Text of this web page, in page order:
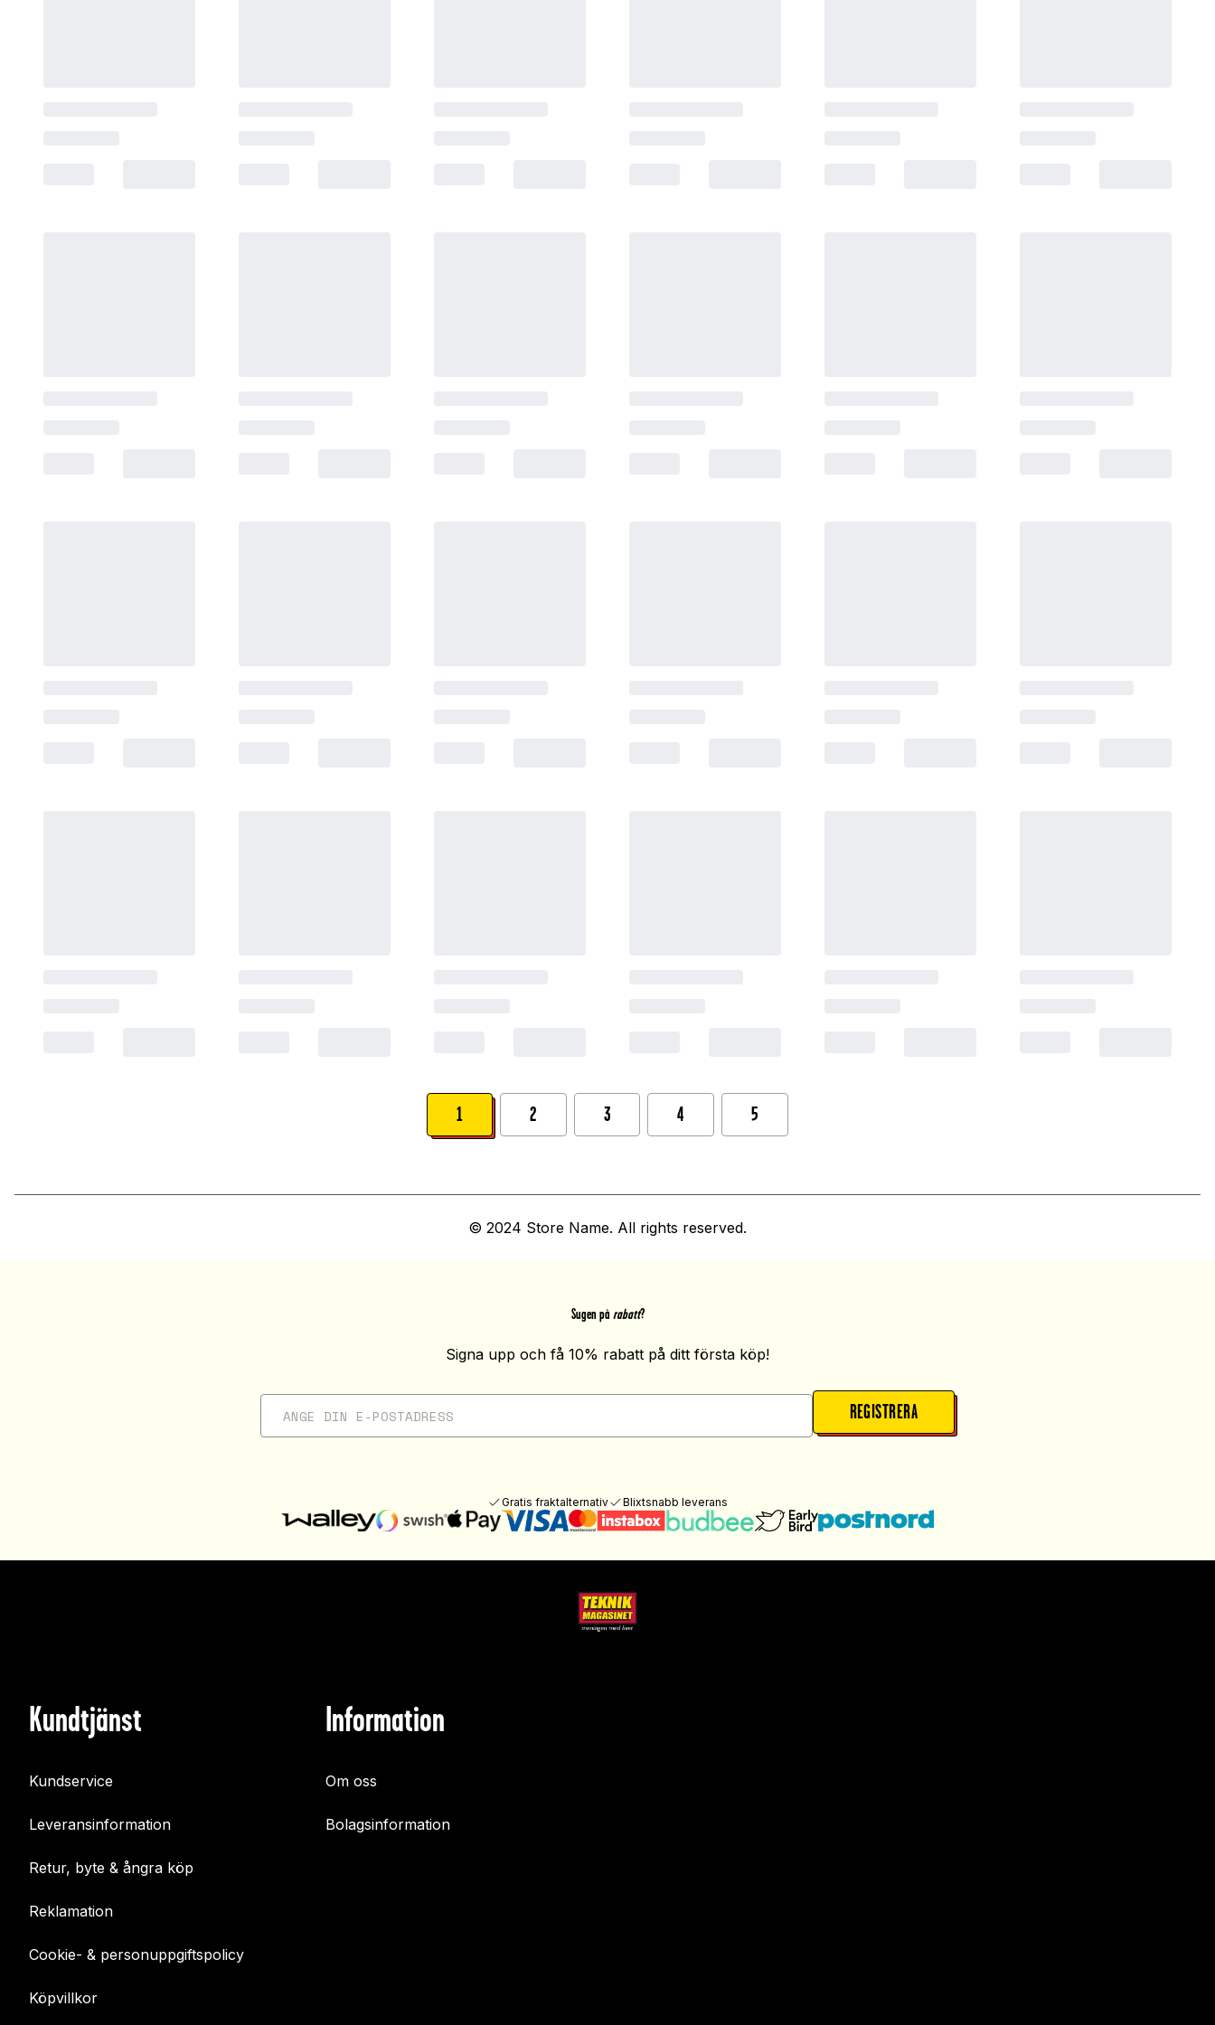
1 2 3 4 5
© 2024 Store Name. All rights reserved.
Sugen på rabatt?
Signa upp och få 10% rabatt på ditt första köp!
REGISTRERA
Gratis fraktalternativ Blixtsnabb leverans
Kundtjänst
Kundservice
Leveransinformation
Retur, byte & ångra köp
Reklamation
Cookie- & personuppgiftspolicy
Köpvillkor
Information
Om oss
Bolagsinformation